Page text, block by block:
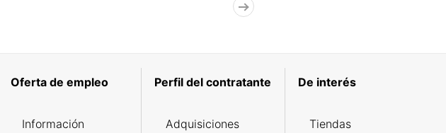
Oferta de empleo
Información
Perfil del contratante
Adquisiciones
De interés
Tiendas